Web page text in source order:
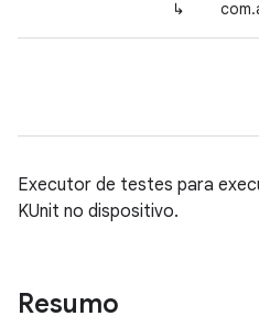
↳
Executor de testes para
KUnit no dispositivo.
Resumo